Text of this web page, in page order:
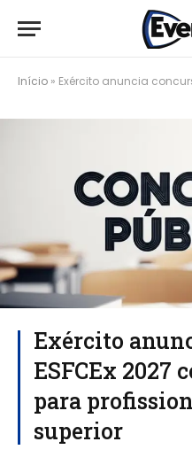
Início » Exército anuncia concurso ESFCEx
Exército
ESFCEx 2027
para
superior